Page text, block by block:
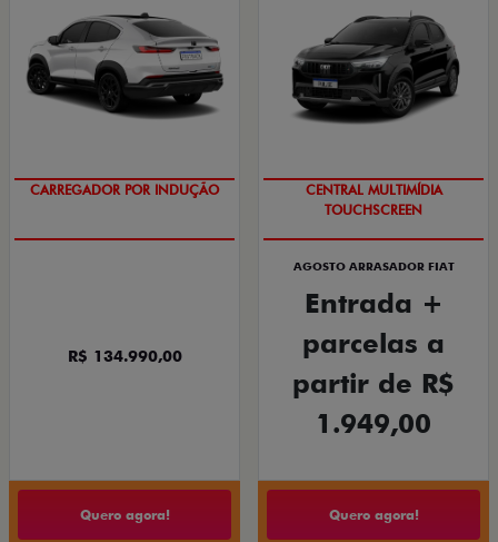
SISTEMA HÍBRIDO
R$ 134.990,00
Quero agora!
DIREÇÃO ELÉTRICA
AGOSTO ARRASADOR FIAT
Entrada +
parcelas a
partir de R$
1.949,00
Quero agora!